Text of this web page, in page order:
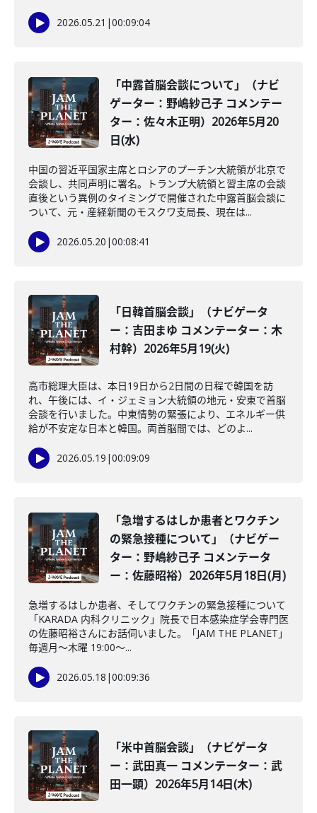
2026.05.21 |00:09:04
「中露首脳会談について」（ナビ
ゲーター：野嶋紗己子 コメンテー
ター：佐々木正明）2026年5月20
日(水)
中国の習近平国家主席とロシアのプーチン大統領が北京で
会談し、共同声明に署名。トランプ大統領と習主席の会談
直後という異例のタイミングで開催された中露首脳会談に
ついて、元・産経新聞のモスクワ支局長、現在は...
2026.05.20 |00:08:41
「日韓首脳会談」（ナビゲータ
ー：吉田まゆ コメンテーター：木
村幹）2026年5月19(火)
高市総理大臣は、本日19日から2日間の日程で韓国を訪
れ、午後には、イ・ジェミョン大統領の地元・安東で首脳
会談を行いました。中東情勢の緊張により、エネルギー供
給が不安定な日本と韓国。両首脳間では、どのよ...
2026.05.19 |00:09:09
「急増するはしか患者とワクチン
の緊急接種について」（ナビゲー
ター：野嶋紗己子 コメンテータ
ー：佐藤昭裕）2026年5月18日(月)
急増するはしか患者、そしてワクチンの緊急接種について
「KARADA 内科クリニック」院長で日本感染症学会専門医
の佐藤昭裕さんにお話伺いました。「JAM THE PLANET」
毎週月～木曜 19:00～...
2026.05.18 |00:09:36
「米中首脳会談」（ナビゲータ
ー：武田真一 コメンテーター：武
田一顕）2026年5月14日(木)